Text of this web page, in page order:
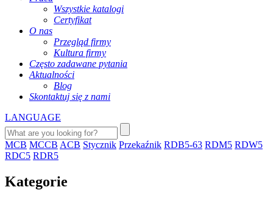
Wszystkie katalogi
Certyfikat
O nas
Przegląd firmy
Kultura firmy
Często zadawane pytania
Aktualności
Blog
Skontaktuj się z nami
LANGUAGE
MCB MCCB ACB Stycznik Przekaźnik RDB5-63 RDM5 RDW5
RDC5 RDR5
Kategorie